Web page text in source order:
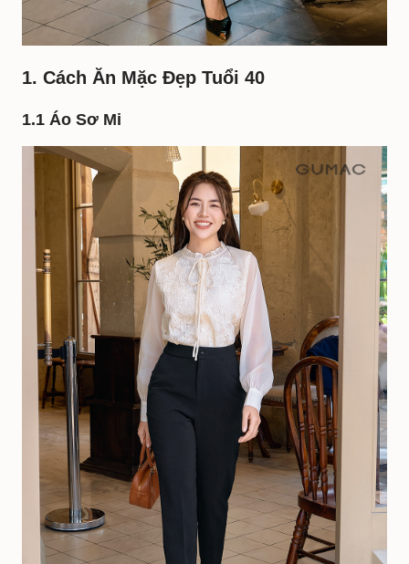
1. Cách Ăn Mặc Đẹp Tuổi 40
1.1 Áo Sơ Mi